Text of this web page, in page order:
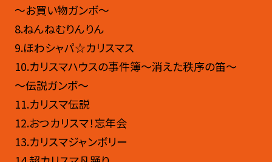
～お買い物ガンボ～
8.ねんねむりんりん
9.ほわシャパ☆カリスマス
10.カリスマハウスの事件簿〜消えた秩序の笛〜
～伝説ガンボ～
11.カリスマ伝説
12.おつカリスマ！忘年会
13.カリスマジャンボリー